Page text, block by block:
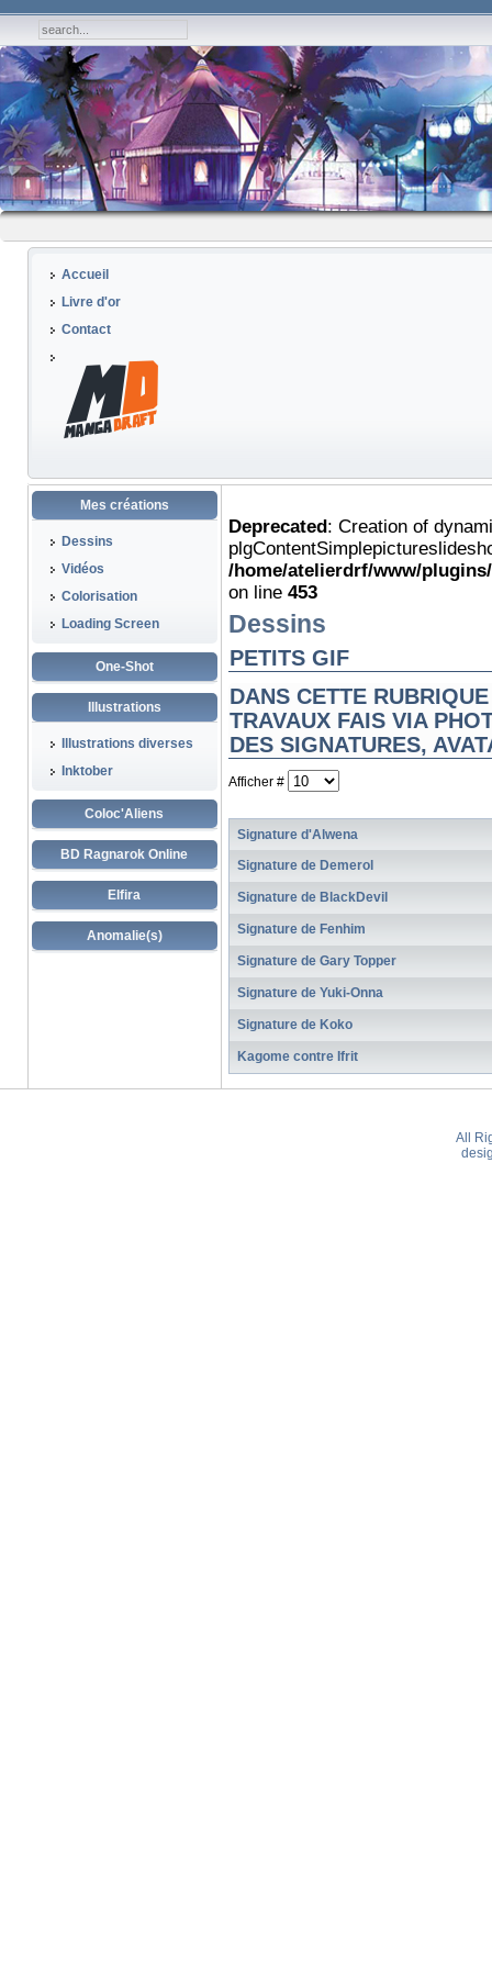
Accueil
Livre d'or
Contact
Mes créations
Dessins
Vidéos
Colorisation
Loading Screen
One-Shot
Illustrations
Illustrations diverses
Inktober
Coloc'Aliens
BD Ragnarok Online
Elfira
Anomalie(s)
Deprecated: Creation of
/home/atelierdrf/www/
on line 453
Dessins
PETITS GIF
DANS CETTE
TRAVAUX FAIS VIA
DES SIGNATURES,
Afficher #
Signature d'Alwena
Signature de Demerol
Signature de BlackDevil
Signature de Fenhim
Signature de Gary Topper
Signature de Yuki-Onna
Signature de Koko
Kagome contre Ifrit
All